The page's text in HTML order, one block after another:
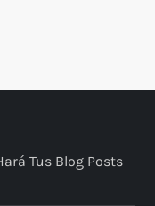
Tus Blog Posts